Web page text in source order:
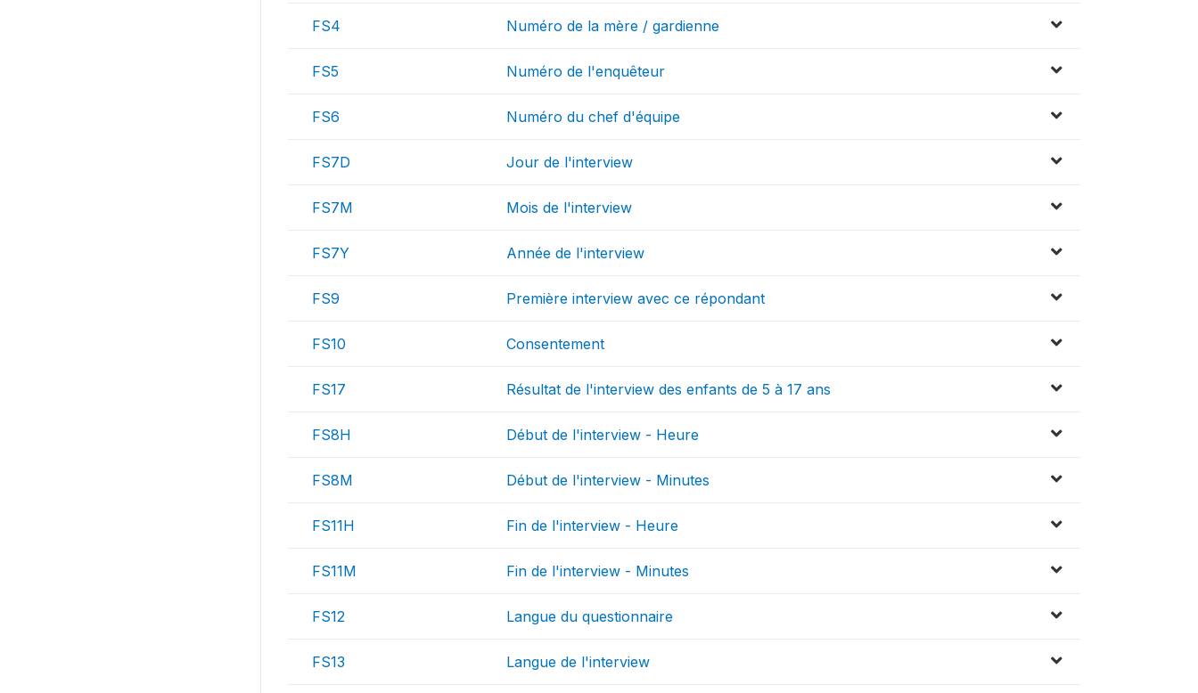
FS4 Numéro de la mère / gardienne
FS5 Numéro de l'enquêteur
FS6 Numéro du chef d'équipe
FS7D Jour de l'interview
FS7M Mois de l'interview
FS7Y Année de l'interview
FS9 Première interview avec ce répondant
FS10 Consentement
FS17 Résultat de l'interview des enfants de 5 à 17 ans
FS8H Début de l'interview - Heure
FS8M Début de l'interview - Minutes
FS11H Fin de l'interview - Heure
FS11M Fin de l'interview - Minutes
FS12 Langue du questionnaire
FS13 Langue de l'interview